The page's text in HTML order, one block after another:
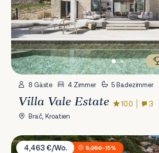
8 Gäste 4 Zimmer 5 Badezimmer
Villa Vale Estate 10.0 3
Brač, Kroatien
Villa Mladenka
4,463 €/Wo.
5,250-15%